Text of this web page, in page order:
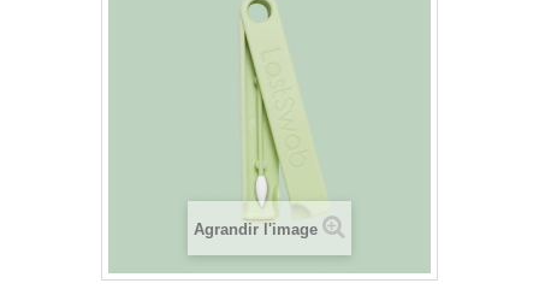
Agrandir l'image